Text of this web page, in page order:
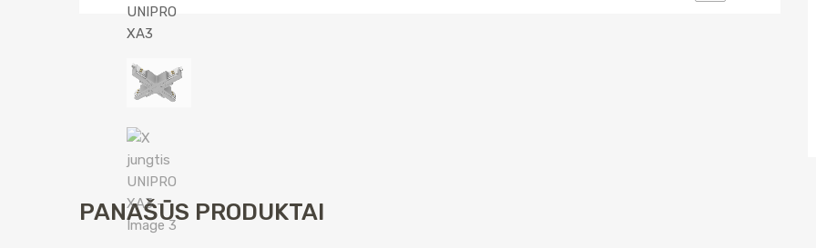
PANAŠŪS PRODUKTAI